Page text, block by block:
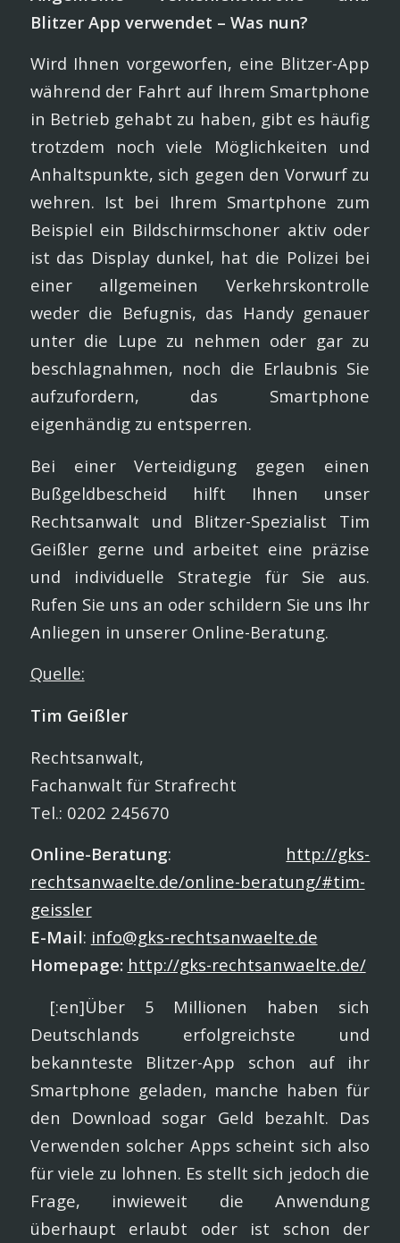
Blitzer App verwendet – Was nun?
Wird Ihnen vorgeworfen, eine Blitzer-App
während der Fahrt auf Ihrem Smartphone
in Betrieb gehabt zu haben, gibt es häufig
trotzdem noch viele Möglichkeiten und
Anhaltspunkte, sich gegen den Vorwurf zu
wehren. Ist bei Ihrem Smartphone zum
Beispiel ein Bildschirmschoner aktiv oder
ist das Display dunkel, hat die Polizei bei
einer allgemeinen Verkehrskontrolle
weder die Befugnis, das Handy genauer
unter die Lupe zu nehmen oder gar zu
beschlagnahmen, noch die Erlaubnis Sie
aufzufordern, das Smartphone
eigenhändig zu entsperren.
Bei einer Verteidigung gegen einen
Bußgeldbescheid hilft Ihnen unser
Rechtsanwalt und Blitzer-Spezialist Tim
Geißler gerne und arbeitet eine präzise
und individuelle Strategie für Sie aus.
Rufen Sie uns an oder schildern Sie uns Ihr
Anliegen in unserer Online-Beratung.
Quelle:
Tim Geißler
Rechtsanwalt,
Fachanwalt für Strafrecht
Tel.: 0202 245670
Online-Beratung: http://gks-
rechtsanwaelte.de/online-beratung/#tim-
geissler
E-Mail: info@gks-rechtsanwaelte.de
Homepage: http://gks-rechtsanwaelte.de/
[:en]Über 5 Millionen haben sich
Deutschlands erfolgreichste und
bekannteste Blitzer-App schon auf ihr
Smartphone geladen, manche haben für
den Download sogar Geld bezahlt. Das
Verwenden solcher Apps scheint sich also
für viele zu lohnen. Es stellt sich jedoch die
Frage, inwieweit die Anwendung
überhaupt erlaubt oder ist schon der